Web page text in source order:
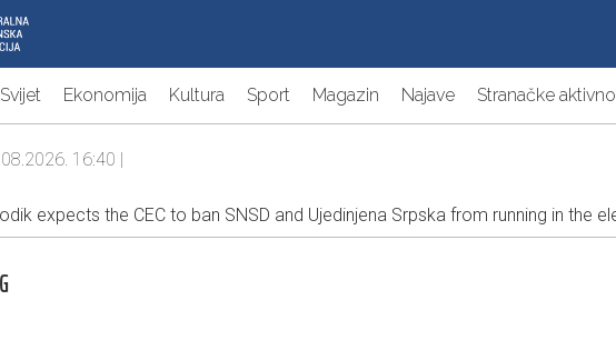
Svijet Ekonomija Kultura Sport Magazin Najave Stranačke
16:40 |
expects the CEC to ban SNSD and Ujedinjena Srpska from running in the